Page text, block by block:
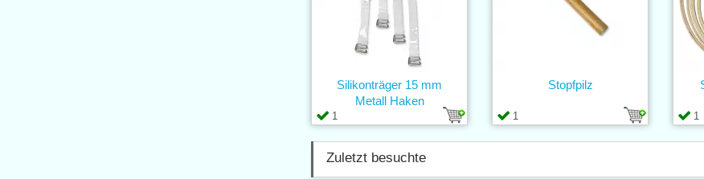
1
Silikonträger 15 mm
Metall Haken
1
Stopfpilz
1
Zuletzt besuchte